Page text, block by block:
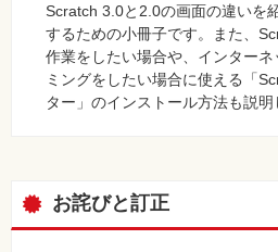
Scratch 3.0と2.0の画面の違いを
するための小冊子です。また、
作業をしたい場合や、インター
ミングをしたい場合に使える「
ター」のインストール方法も説明
お詫びと訂正